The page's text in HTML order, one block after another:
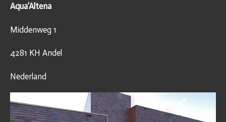
Aqua'Altena
Middenweg 1
4281 KH Andel
Nederland